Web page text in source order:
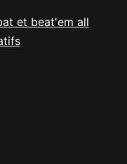
et beat'em all